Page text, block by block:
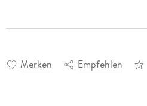
Merken Empfehlen